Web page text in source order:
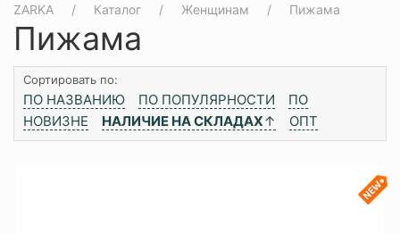
ZARKA Каталог Женщинам Пижама
Пижама
Сортировать по:
ПО НАЗВАНИЮ ПО ПОПУЛЯРНОСТИ
ПО
НОВИЗНЕ
НАЛИЧИЕ НА СКЛАДАХ↑ ОПТ